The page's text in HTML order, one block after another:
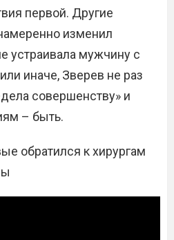
первой. Другие
изменил
устраивала мужчину с
иначе, Зверев не раз
совершенству» и
– быть.
обратился к хирургам